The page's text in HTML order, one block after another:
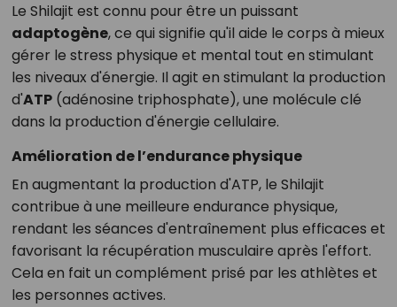
Le Shilajit est connu pour être un puissant
adaptogène, ce qui signifie qu'il aide le corps à mieux
gérer le stress physique et mental tout en stimulant
les niveaux d'énergie. Il agit en stimulant la production
d'ATP(adénosine triphosphate), une molécule clé
dans la production d'énergie cellulaire.
Amélioration de l’endurance physique
En augmentant la production d'ATP, le Shilajit
contribue à une meilleure endurance physique,
rendant les séances d'entraînement plus efficaces et
favorisant la récupération musculaire après l'effort.
Cela en fait un complément prisé par les athlètes et
les personnes actives.